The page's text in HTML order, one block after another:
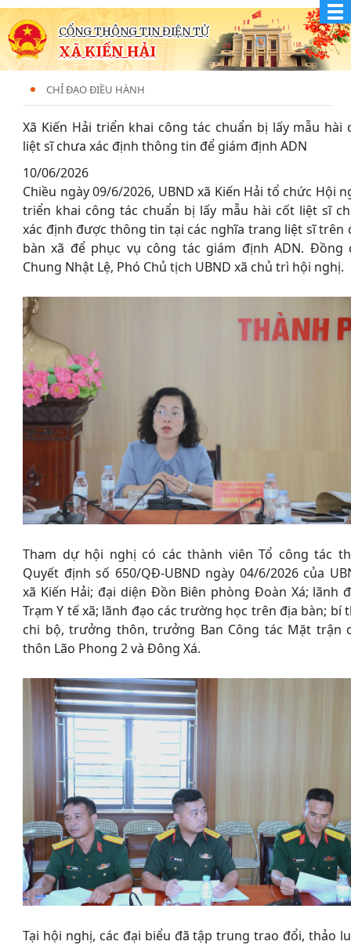
CỔNG THÔNG TIN ĐIỆN TỬ
XÃ KIẾN HẢI
CHỈ ĐẠO ĐIỀU HÀNH
Xã Kiến Hải triển khai công tác chuẩn bị lấy mẫu hài
liệt sĩ chưa xác định thông tin để giám định ADN
10/06/2026
Chiều ngày 09/6/2026, UBND xã Kiến Hải tổ chức Hội
triển khai công tác chuẩn bị lấy mẫu hài cốt liệt sĩ
xác định được thông tin tại các nghĩa trang liệt sĩ trên
bàn xã để phục vụ công tác giám định ADN. Đồng
Chung Nhật Lệ, Phó Chủ tịch UBND xã chủ trì hội nghị.
Tham dự hội nghị có các thành viên Tổ công tác
Quyết định số 650/QĐ-UBND ngày 04/6/2026 của
xã Kiến Hải; đại diện Đồn Biên phòng Đoàn Xá; lãnh
Trạm Y tế xã; lãnh đạo các trường học trên địa bàn; bí
chi bộ, trưởng thôn, trưởng Ban Công tác Mặt trận
thôn Lão Phong 2 và Đông Xá.
Tại hội nghị, các đại biểu đã tập trung trao đổi, thảo